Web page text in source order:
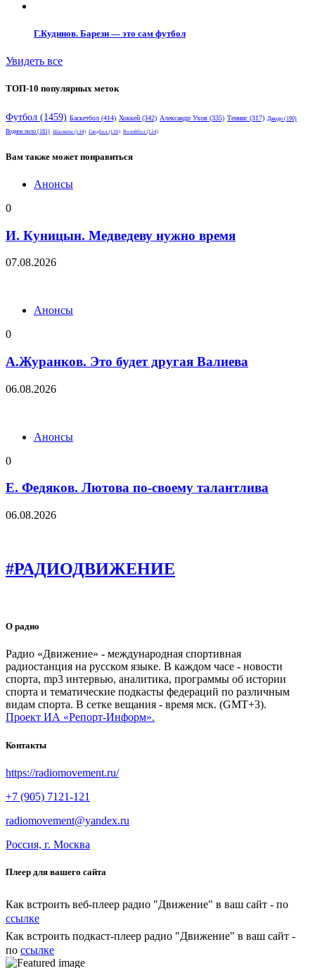
Г.Кудинов. Барези — это сам футбол
Увидеть все
ТОП-10 популярных меток
Футбол (1459) Баскетбол (414) Хоккей (342) Александр Ухов (335) Теннис (317) Дзюдо (190)
Водное поло (181) Шахматы (134) Гандбол (130) Волейбол (124)
Вам также может понравиться
Анонсы
0
И. Куницын. Медведеву нужно время
07.08.2026
Анонсы
0
А.Журанков. Это будет другая Валиева
06.08.2026
Анонсы
0
Е. Федяков. Лютова по-своему талантлива
06.08.2026
#РАДИОДВИЖЕНИЕ
О радио
Радио «Движение» - международная спортивная
радиостанция на русском языке. В каждом часе - новости
спорта, mp3 интервью, аналитика, программы об истории
спорта и тематические подкасты федераций по различным
видам спорта. В сетке вещания - время мск. (GMT+3).
Проект ИА «Репорт-Информ».
Контакты
https://radiomovement.ru/
+7 (905) 7121-121
radiomovement@yandex.ru
Россия, г. Москва
Плеер для вашего сайта
Как встроить веб-плеер радио "Движение" в ваш сайт - по
ссылке
Как встроить подкаст-плеер радио "Движение" в ваш сайт -
по ссылке